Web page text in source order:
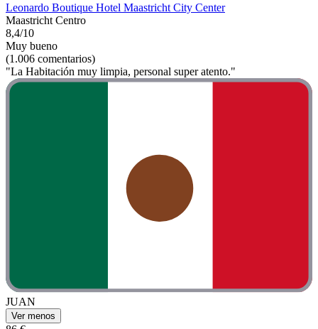
Leonardo Boutique Hotel Maastricht City Center
Maastricht Centro
8,4/10
Muy bueno
(1.006 comentarios)
"La Habitación muy limpia, personal super atento."
JUAN
Ver menos